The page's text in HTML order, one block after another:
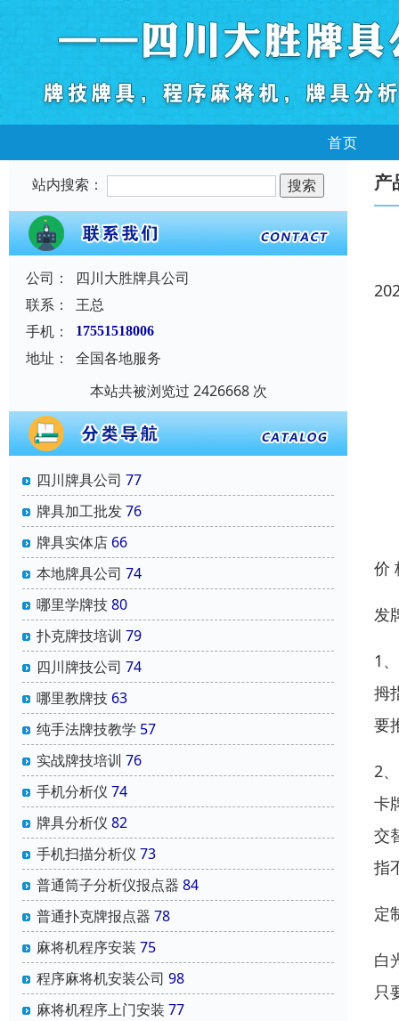
首页
站内搜索：
公司：
四川大胜牌具公司
联系：
王总
手机：
17551518006
地址：
全国各地服务
本站共被浏览过 2426668 次
四川牌具公司 77
牌具加工批发76
牌具实体店 66
本地牌具公司 74
哪里学牌技80
扑克牌技培训 79
四川牌技公司 74
哪里教牌技 63
纯手法牌技教学 57
实战牌技培训 76
手机分析仪 74
牌具分析仪 82
手机扫描分析仪 73
普通筒子分析仪报点器 84
普通扑克牌报点器 78
麻将机程序安装 75
程序麻将机安装公司 98
麻将机程序上门安装 77
产
价
发
1
拇
要
2
卡
交
指
定
白
只